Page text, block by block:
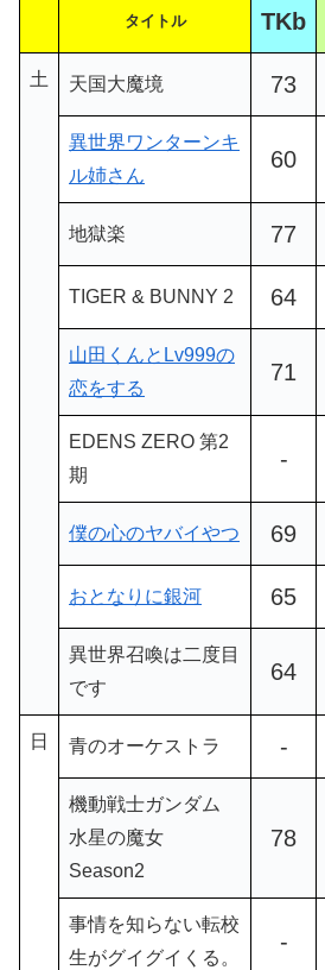
タイトル TKb
土 天国大魔境 73
異世界ワンターンキ
ル姉さん
60
地獄楽 77
TIGER & BUNNY 2 64
山田くんとLv999の
恋をする
71
EDENS ZERO 第2
期
-
僕の心のヤバイやつ 69
おとなりに銀河 65
異世界召喚は二度目
です
64
日 青のオーケストラ -
機動戦士ガンダム
水星の魔女
Season2
78
事情を知らない転校
生がグイグイくる。
-